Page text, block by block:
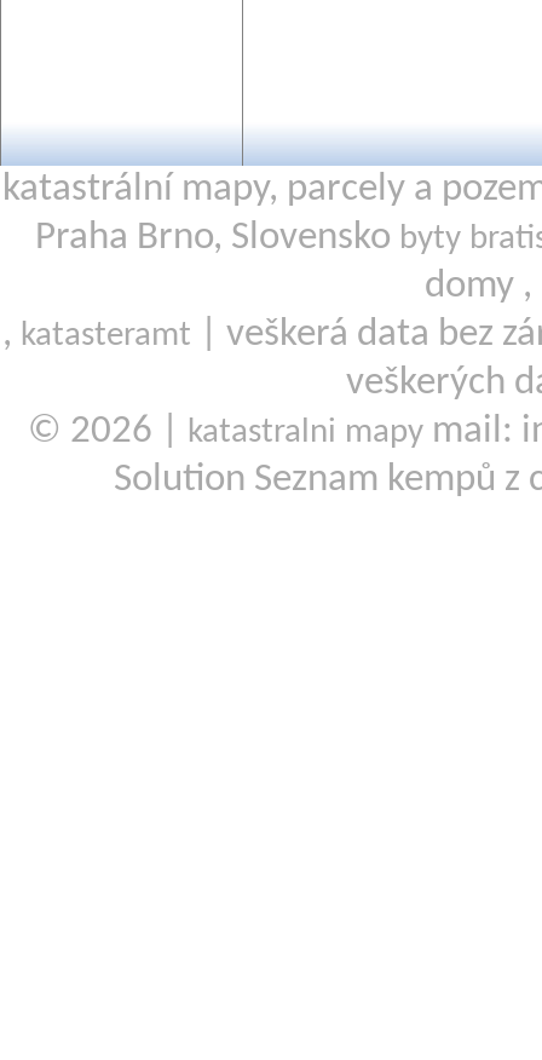
katastrální mapy, parcely a
Praha Brno, Slovensko byty
domy ,
, katasteramt
| veškerá data bez
veškerých
© 2026 |
katastralni mapy mail:
Solution Seznam kempů z